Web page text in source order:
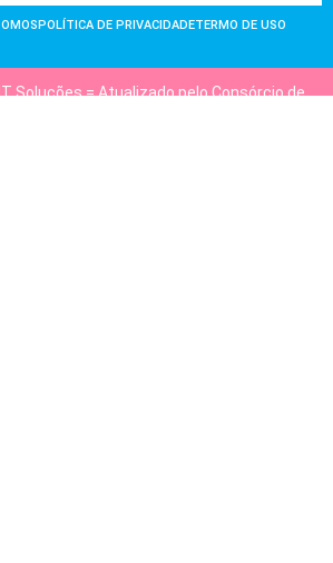
POLÍTICA DE PRIVACIDADETERMO DE USO
Soluções = Atualizado pelo Consórcio de